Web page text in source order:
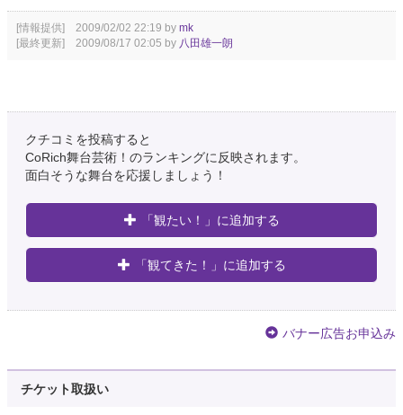
[情報提供] 2009/02/02 22:19 by mk
[最終更新] 2009/08/17 02:05 by 八田雄一朗
クチコミを投稿すると
CoRich舞台芸術！のランキングに反映されます。
面白そうな舞台を応援しましょう！
「観たい！」に追加する
「観てきた！」に追加する
バナー広告お申込み
チケット取扱い